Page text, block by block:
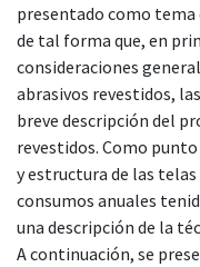
presentado como tema
de tal forma que, en
consideraciones
abrasivos revestidos,
breve descripción del
revestidos. Como
y estructura de las
consumos anuales
una descripción de la
A continuación, se